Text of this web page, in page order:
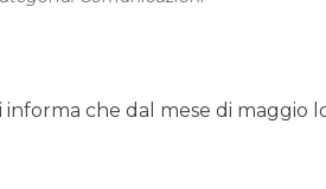
informa che dal mese di maggio